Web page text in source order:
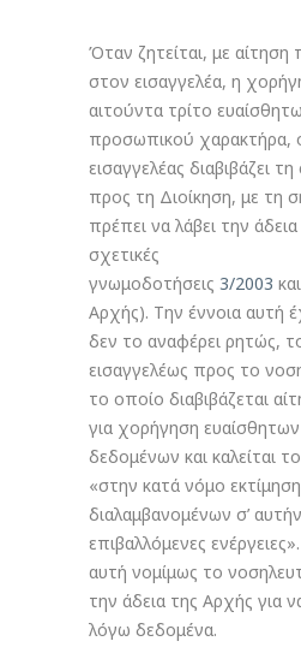
Όταν ζητείται, με αίτηση
στον εισαγγελέα, η
αιτούντα τρίτο
προσωπικού χαρακτήρα,
εισαγγελέας διαβιβάζει
προς τη Διοίκηση, με τη
πρέπει να λάβει την
σχετικές
γνωμοδοτήσεις 3/2003 και
Αρχής). Την έννοια αυτή
δεν το αναφέρει ρητώς,
εισαγγελέως προς το
το οποίο διαβιβάζεται
για χορήγηση
δεδομένων και καλείται
«στην κατά νόμο
διαλαμβανομένων σ’
επιβαλλόμενες
αυτή νομίμως το
την άδεια της Αρχής για
λόγω δεδομένα.